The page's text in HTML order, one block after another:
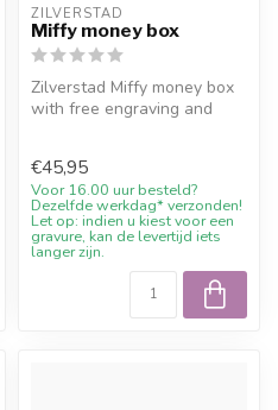
ZILVERSTAD
Miffy money box
Zilverstad Miffy money box
with free engraving and
€45,95
Voor 16.00 uur besteld?
Dezelfde werkdag* verzonden!
Let op: indien u kiest voor een
gravure, kan de levertijd iets
langer zijn.